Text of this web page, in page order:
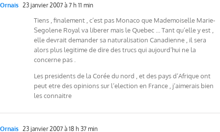
Ornais 23 janvier 2007 à 7 h 11 min
Tiens , finalement , c’est pas Monaco que Mademoiselle Marie-
Segolene Royal va liberer mais le Quebec … Tant qu’elle y est ,
elle devrait demander sa naturalisation Canadienne , il sera
alors plus legitime de dire des trucs qui aujourd’hui ne la
concerne pas .
Les presidents de la Corée du nord , et des pays d’Afrique ont
peut etre des opinions sur l’election en France , j’aimerais bien
les connaitre
Ornais 23 janvier 2007 à 18 h 37 min